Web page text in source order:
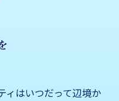
ィはいつだって辺境か